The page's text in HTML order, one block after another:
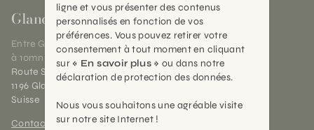
Gland
Entre Genève et Lausanne,
à 10mn de Nyon
Route Suisse 40
1196 Gland (VD)
Suisse
Contact et horaires
ligne et vous présenter des contenus
personnalisés en fonction de vos
préférences. Vous pouvez retirer votre
consentement à tout moment en cliquant
sur « En savoir plus » ou dans notre
déclaration de protection des données.
Nous vous souhaitons une agréable visite
sur notre site Internet !